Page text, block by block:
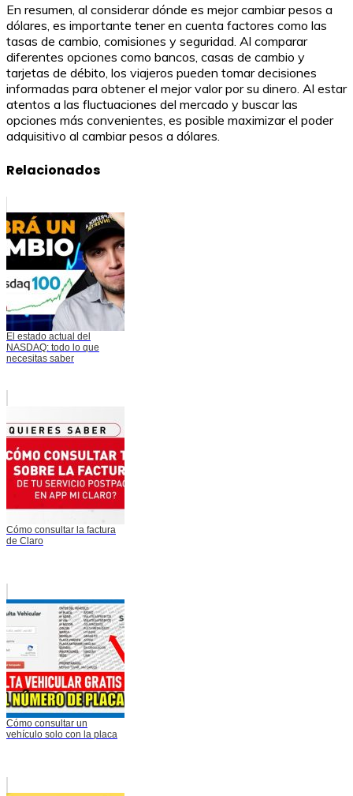
En resumen, al considerar dónde es mejor cambiar pesos a
dólares, es importante tener en cuenta factores como las
tasas de cambio, comisiones y seguridad. Al comparar
diferentes opciones como bancos, casas de cambio y
tarjetas de débito, los viajeros pueden tomar decisiones
informadas para obtener el mejor valor por su dinero. Al estar
atentos a las fluctuaciones del mercado y buscar las
opciones más convenientes, es posible maximizar el poder
adquisitivo al cambiar pesos a dólares.
Relacionados
El estado actual del
NASDAQ: todo lo que
necesitas saber
Cómo consultar la factura
de Claro
Cómo consultar un
vehículo solo con la placa